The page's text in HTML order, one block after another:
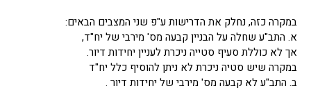
במקרה כזה, נחלק את הדרישות ע"פ שני המצבים הבאים:
א. התב"ע שחלה על הבניין קבעה מס' מירבי של יח"ד,
אך לא כוללת סעיף סטייה ניכרת לעניין יחידות דיור.
במקרה שיש סטיה ניכרת לא ניתן להוסיף כלל יח"ד
ב. התב"ע לא קבעה מס' מירבי של יחידות דיור .